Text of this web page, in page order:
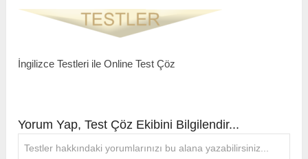
İngilizce Testleri ile Online Test Çöz
Yorum Yap, Test Çöz Ekibini Bilgilendir...